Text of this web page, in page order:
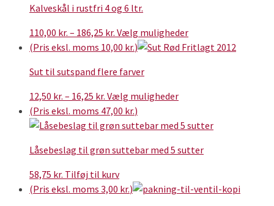
Kalveskål i rustfri 4 og 6 ltr.
110,00 kr. – 186,25 kr. Prisinterval:
110,00 kr.
186,25 kr.
Vælg mulighederDette
vare
vælges
på
(Pris eksl. moms 10,00 kr.)
Sut til sutspand flere farver
12,50 kr. – 16,25 kr. Prisinterval:
12,50 kr.
til
Vælg mulighederDette
har
varianter.
kan
vælges
(Pris eksl. moms 47,00 kr.)
Låsebeslag til grøn suttebar med 5 sutter
58,75 kr. Tilføj til kurv
(Pris eksl. moms 3,00 kr.)